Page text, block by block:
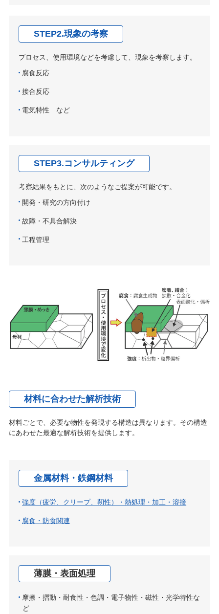
STEP2.現象の考察
プロセス、使用環境などを考慮して、現象を考察します。
腐食反応
接合反応
電気特性 など
STEP3.コンサルティング
考察結果をもとに、次のようなご提案が可能です。
開発・研究の方向付け
故障・不具合解決
工程管理
材料に合わせた解析技術
材料ごとで、必要な物性を発現する構造は異なります。その構造
にあわせた最適な解析技術を提供します。
金属材料・鉄鋼材料
強度（疲労、クリープ、靭性）・熱処理・加工・溶接
腐食・防食関連
薄膜・表面処理
摩擦・摺動・耐食性・色調・電子物性・磁性・光学特性な
ど